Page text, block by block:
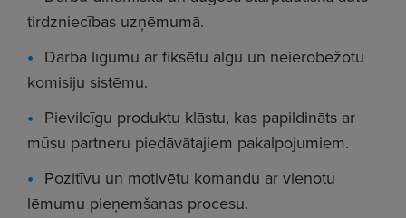
tirdzniecības uzņēmumā.
Darba līgumu ar fiksētu algu un neierobežotu
komisiju sistēmu.
Pievilcīgu produktu klāstu, kas papildināts ar
mūsu partneru piedāvātajiem pakalpojumiem.
Pozitīvu un motivētu komandu ar vienotu
lēmumu pieņemšanas procesu.